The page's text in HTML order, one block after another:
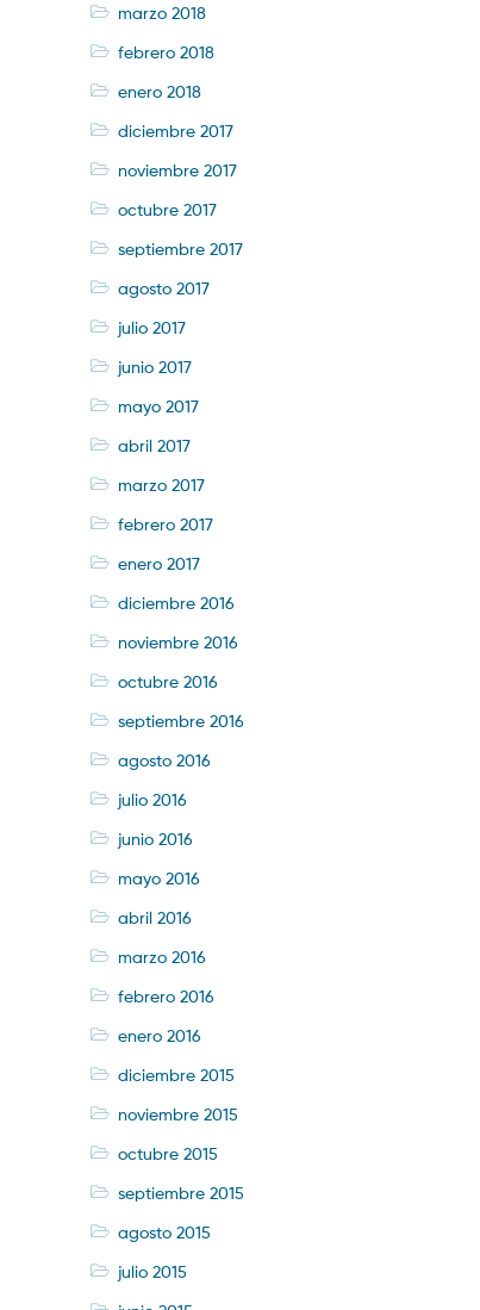
marzo 2018
febrero 2018
enero 2018
diciembre 2017
noviembre 2017
octubre 2017
septiembre 2017
agosto 2017
julio 2017
junio 2017
mayo 2017
abril 2017
marzo 2017
febrero 2017
enero 2017
diciembre 2016
noviembre 2016
octubre 2016
septiembre 2016
agosto 2016
julio 2016
junio 2016
mayo 2016
abril 2016
marzo 2016
febrero 2016
enero 2016
diciembre 2015
noviembre 2015
octubre 2015
septiembre 2015
agosto 2015
julio 2015